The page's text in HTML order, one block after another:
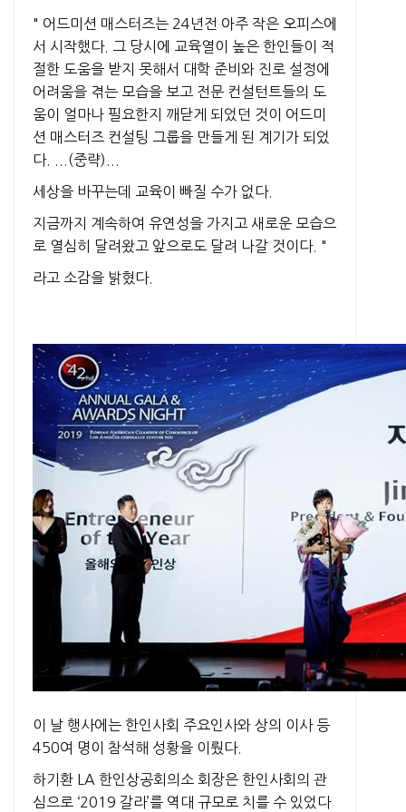
" 어드미션 매스터즈는 24년전 아주 작은 오피스에
서 시작했다. 그 당시에 교육열이 높은 한인들이 적
절한 도움을 받지 못해서 대학 준비와 진로 설정에
어려움을 겪는 모습을 보고 전문 컨설턴트들의 도
움이 얼마나 필요한지 깨닫게 되었던 것이 어드미
션 매스터즈 컨설팅 그룹을 만들게 된 계기가 되었
다. ...(중략)...
세상을 바꾸는데 교육이 빠질 수가 없다.
지금까지 계속하여 유연성을 가지고 새로운 모습으
로 열심히 달려왔고 앞으로도 달려 나갈 것이다. "
라고 소감을 밝혔다.
이 날 행사에는 한인사회 주요인사와 상의 이사 등
450여 명이 참석해 성황을 이뤘다.
하기환 LA 한인상공회의소 회장은 한인사회의 관
심으로 ‘2019 갈라’를 역대 규모로 치를 수 있었다